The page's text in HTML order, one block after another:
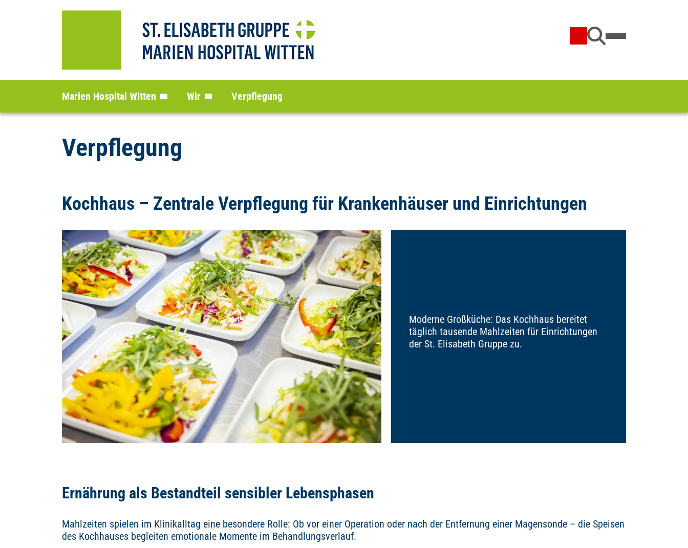
Marien Hospital Witten Wir Verpflegung
Verpflegung
Kochhaus – Zentrale Verpflegung für Krankenhäuser und Einrichtungen
Moderne Großküche: Das Kochhaus bereitet
täglich tausende Mahlzeiten für Einrichtungen
der St. Elisabeth Gruppe zu.
Ernährung als Bestandteil sensibler Lebensphasen
Mahlzeiten spielen im Klinikalltag eine besondere Rolle: Ob vor einer Operation oder nach der Entfernung einer Magensonde – die Speisen
des Kochhauses begleiten emotionale Momente im Behandlungsverlauf.